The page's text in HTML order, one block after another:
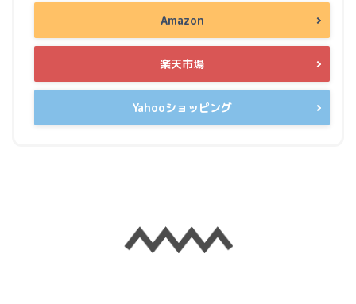
Amazon
楽天市場
Yahooショッピング